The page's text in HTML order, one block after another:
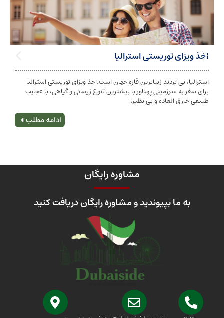
توریستی استرالیا
تردید زیباترین قاره جهان است.اخذ ویزای توریستی استرالیا
سرزمینی پهناور با بیشترین تنوع زیستی و گیاهی، با عجایب
العاده و بی نظیر،
تابعیت و اخذ
شخص به دولت
مشاوره رایگان
بپیوندید و مشاوره رایگان دریافت کنید